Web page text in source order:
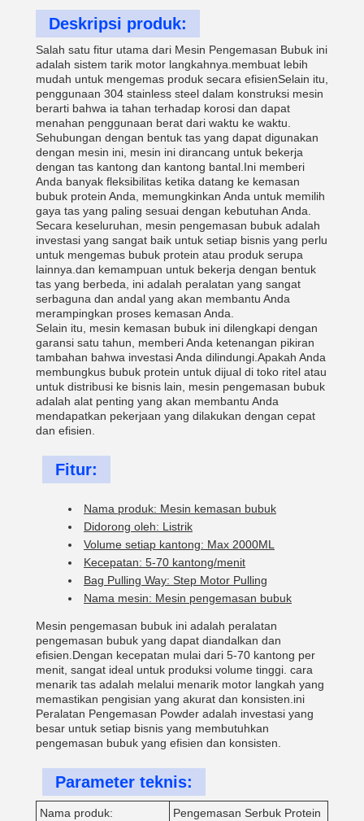
Deskripsi produk:
Salah satu fitur utama dari Mesin Pengemasan Bubuk ini
adalah sistem tarik motor langkahnya.membuat lebih
mudah untuk mengemas produk secara efisienSelain itu,
penggunaan 304 stainless steel dalam konstruksi mesin
berarti bahwa ia tahan terhadap korosi dan dapat
menahan penggunaan berat dari waktu ke waktu.
Sehubungan dengan bentuk tas yang dapat digunakan
dengan mesin ini, mesin ini dirancang untuk bekerja
dengan tas kantong dan kantong bantal.Ini memberi
Anda banyak fleksibilitas ketika datang ke kemasan
bubuk protein Anda, memungkinkan Anda untuk memilih
gaya tas yang paling sesuai dengan kebutuhan Anda.
Secara keseluruhan, mesin pengemasan bubuk adalah
investasi yang sangat baik untuk setiap bisnis yang perlu
untuk mengemas bubuk protein atau produk serupa
lainnya.dan kemampuan untuk bekerja dengan bentuk
tas yang berbeda, ini adalah peralatan yang sangat
serbaguna dan andal yang akan membantu Anda
merampingkan proses kemasan Anda.
Selain itu, mesin kemasan bubuk ini dilengkapi dengan
garansi satu tahun, memberi Anda ketenangan pikiran
tambahan bahwa investasi Anda dilindungi.Apakah Anda
membungkus bubuk protein untuk dijual di toko ritel atau
untuk distribusi ke bisnis lain, mesin pengemasan bubuk
adalah alat penting yang akan membantu Anda
mendapatkan pekerjaan yang dilakukan dengan cepat
dan efisien.
Fitur:
Nama produk: Mesin kemasan bubuk
Didorong oleh: Listrik
Volume setiap kantong: Max 2000ML
Kecepatan: 5-70 kantong/menit
Bag Pulling Way: Step Motor Pulling
Nama mesin: Mesin pengemasan bubuk
Mesin pengemasan bubuk ini adalah peralatan
pengemasan bubuk yang dapat diandalkan dan
efisien.Dengan kecepatan mulai dari 5-70 kantong per
menit, sangat ideal untuk produksi volume tinggi. cara
menarik tas adalah melalui menarik motor langkah yang
memastikan pengisian yang akurat dan konsisten.ini
Peralatan Pengemasan Powder adalah investasi yang
besar untuk setiap bisnis yang membutuhkan
pengemasan bubuk yang efisien dan konsisten.
Parameter teknis:
Nama produk: Pengemasan Serbuk Protein